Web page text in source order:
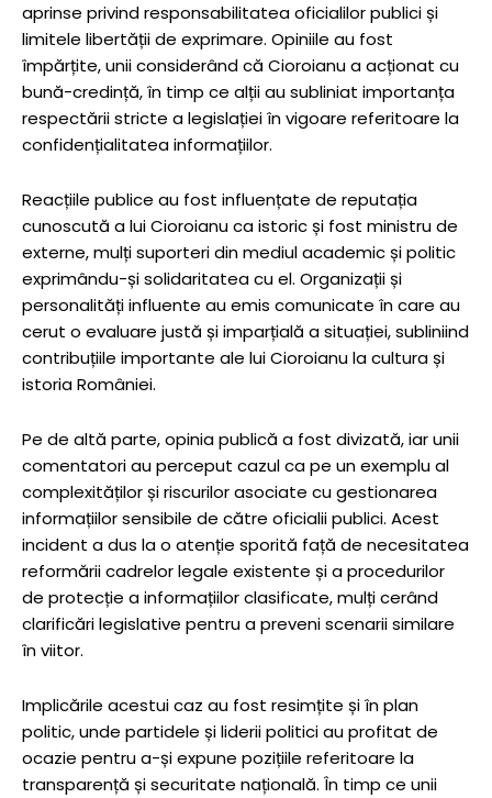
aprinse privind responsabilitatea oficialilor publici și
limitele libertății de exprimare. Opiniile au fost
împărțite, unii considerând că Cioroianu a acționat cu
bună-credință, în timp ce alții au subliniat importanța
respectării stricte a legislației în vigoare referitoare la
confidențialitatea informațiilor.
Reacțiile publice au fost influențate de reputația
cunoscută a lui Cioroianu ca istoric și fost ministru de
externe, mulți suporteri din mediul academic și politic
exprimându-și solidaritatea cu el. Organizații și
personalități influente au emis comunicate în care au
cerut o evaluare justă și imparțială a situației, subliniind
contribuțiile importante ale lui Cioroianu la cultura și
istoria României.
Pe de altă parte, opinia publică a fost divizată, iar unii
comentatori au perceput cazul ca pe un exemplu al
complexităților și riscurilor asociate cu gestionarea
informațiilor sensibile de către oficialii publici. Acest
incident a dus la o atenție sporită față de necesitatea
reformării cadrelor legale existente și a procedurilor
de protecție a informațiilor clasificate, mulți cerând
clarificări legislative pentru a preveni scenarii similare
în viitor.
Implicările acestui caz au fost resimțite și în plan
politic, unde partidele și liderii politici au profitat de
ocazie pentru a-și expune pozițiile referitoare la
transparență și securitate națională. În timp ce unii